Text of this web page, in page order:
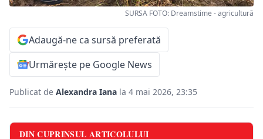
SURSA FOTO: Dreamstime - agricultură
Adaugă-ne ca sursă preferată
Urmărește pe Google News
Publicat de Alexandra Iana la 4 mai 2026, 23:35
DIN CUPRINSUL ARTICOLULUI